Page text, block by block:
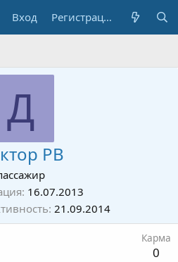
Вход Регистрация
Д
РВ
16.07.2013
21.09.2014
Карма
0